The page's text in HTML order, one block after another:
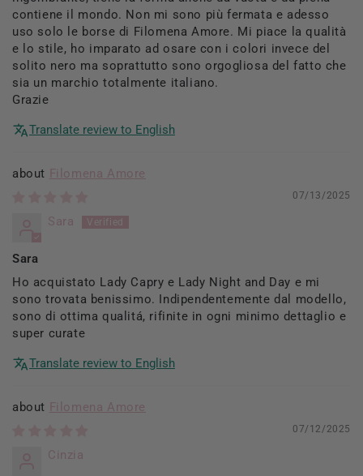
contiene il mondo. Non mi sono più fermata e adesso
uso solo le borse di Filomena Amore. Mi piace la qualità
e lo stile, ho imparato ad osare con i colori invece del
solito nero ma soprattutto sono orgogliosa del fatto che
sia un marchio totalmente italiano.
Grazie
Translate review to English
Filomena Amore
07/13/2025
Sara
Sara
Ho acquistato Lady Capry e Lady Night and Day e mi
sono trovata benissimo. Indipendentemente dal modello,
sono di ottima qualitá, rifinite in ogni minimo dettaglio e
super curate
Translate review to English
Filomena Amore
07/12/2025
Cinzia